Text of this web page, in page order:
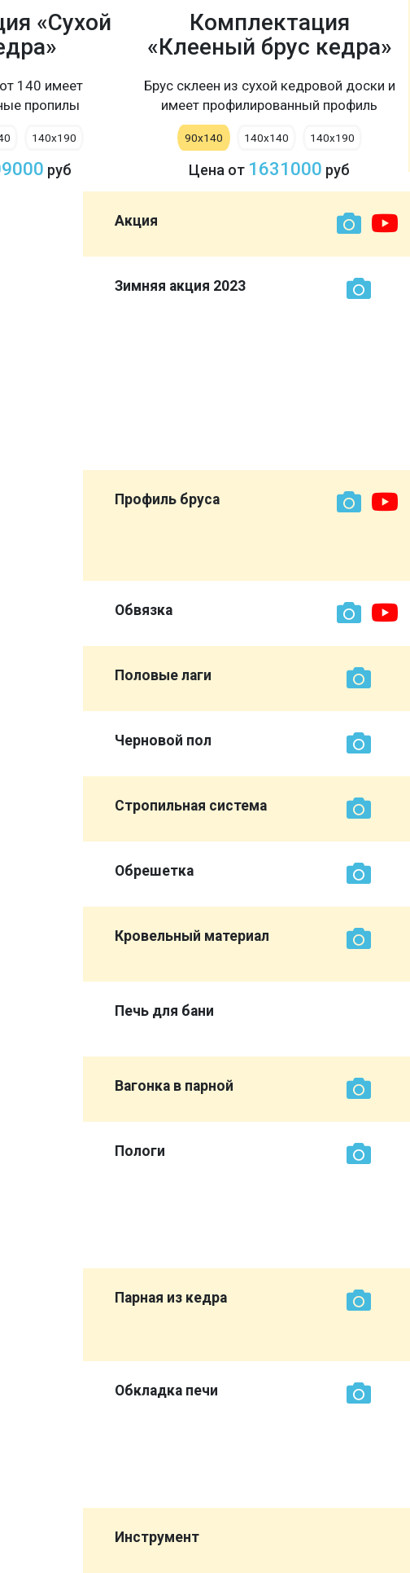
«Сухой
140 имеет
пропилы
140х190
руб
Комплектация
«Клееный брус кедра»
Брус склеен из сухой кедровой доски и
имеет профилированный профиль
90х140 140х140 140х190
Цена от 1631000 руб
Акция
Зимняя акция 2023
Профиль бруса
Обвязка
Половые лаги
Черновой пол
Стропильная система
Обрешетка
Кровельный материал
Печь для бани
Вагонка в парной
Пологи
Парная из кедра
Обкладка печи
Инструмент